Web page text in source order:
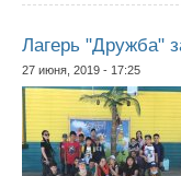
Лагерь "Дружба"
27 июня, 2019 - 17:25